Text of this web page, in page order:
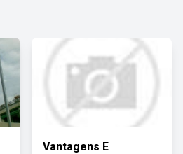
Vantagens E